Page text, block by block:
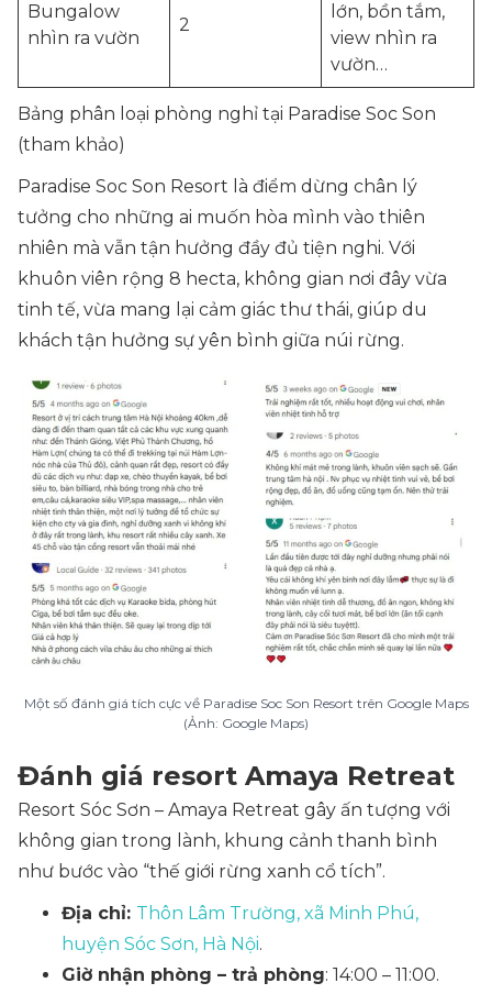
Bungalow
nhìn ra vườn
2
lớn, bồn tắm,
view nhìn ra
vườn…
Bảng phân loại phòng nghỉ tại Paradise Soc Son
(tham khảo)
Paradise Soc Son Resort là điểm dừng chân lý
tưởng cho những ai muốn hòa mình vào thiên
nhiên mà vẫn tận hưởng đầy đủ tiện nghi. Với
khuôn viên rộng 8 hecta, không gian nơi đây vừa
tinh tế, vừa mang lại cảm giác thư thái, giúp du
khách tận hưởng sự yên bình giữa núi rừng.
Một số đánh giá tích cực về Paradise Soc Son Resort trên Google Maps
(Ảnh: Google Maps)
Đánh giá resort Amaya Retreat
Resort Sóc Sơn – Amaya Retreat gây ấn tượng với
không gian trong lành, khung cảnh thanh bình
như bước vào “thế giới rừng xanh cổ tích”.
Địa chỉ: Thôn Lâm Trường, xã Minh Phú,
huyện Sóc Sơn, Hà Nội.
Giờ nhận phòng – trả phòng: 14:00 – 11:00.